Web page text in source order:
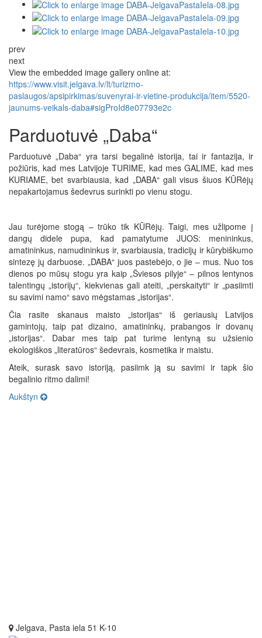
prev
next
View the embedded image gallery online at:
https://www.visit.jelgava.lv/lt/turizmo-
paslaugos/apsipirkimas/suvenyrai-ir-vietine-produkcija/item/5520-
jaunums-veikals-daba#sigProId8e07793e2c
Parduotuvė „Daba“
Parduotuvė „Daba“ yra tarsi begalinė istorija, tai ir fantazija, ir
požiūris, kad mes Latvijoje TURIME, kad mes GALIME, kad mes
KURIAME, bet svarbiausia, kad „DABA“ gali visus šiuos KŪRėjų
nepakartojamus šedevrus surinkti po vienu stogu.
Jau turėjome stogą – trūko tik KŪRėjų. Taigi, mes užlipome į
dangų didele pupa, kad pamatytume JUOS: menininkus,
amatininkus, namudininkus ir, svarbiausia, tradicijų ir kūrybiškumo
sintezę jų darbuose. „DABA“ juos pastebėjo, o jie – mus. Nuo tos
dienos po mūsų stogu yra kaip „Šviesos pilyje“ – pilnos lentynos
talentingų „istorijų“, kiekvienas gali ateiti, „perskaityti“ ir „pasiimti
su savimi namo“ savo mėgstamas „istorijas“.
Čia rasite skanaus maisto „istorijas“ iš geriausių Latvijos
gamintojų, taip pat dizaino, amatininkų, prabangos ir dovanų
„istorijas“. Dabar mes taip pat turime lentyną su užsienio
ekologiškos „literatūros“ šedevrais, kosmetika ir maistu.
Ateik, surask savo istoriją, pasiimk ją su savimi ir tapk šio
begalinio ritmo dalimi!
Aukštyn
Jelgava, Pasta iela 51 K-10